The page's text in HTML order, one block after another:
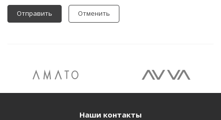
Отменить
Наши контакты